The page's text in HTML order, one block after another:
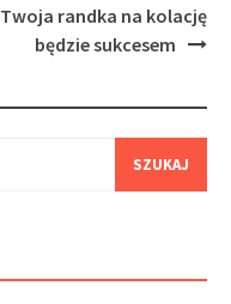
Twoja randka na kolację
będzie sukcesem